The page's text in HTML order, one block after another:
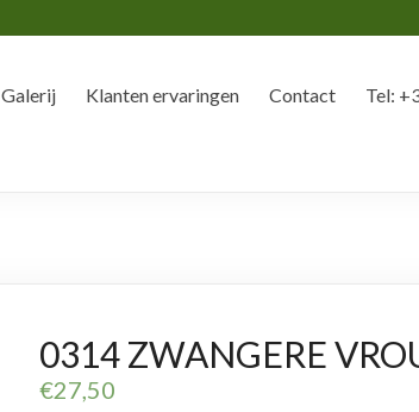
Galerij Klanten ervaringen Contact Tel:
0314 ZWANGERE
€27,50